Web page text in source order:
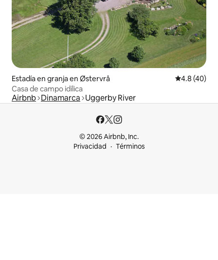
Estadía en granja en Østervrå Calificación
4.8 (40)
Casa de campo idílica
Airbnb Dinamarca Uggerby River
© 2026 Airbnb, Inc.
Privacidad
Términos